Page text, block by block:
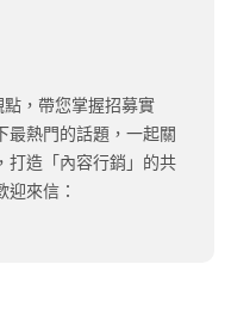
點，帶您掌握招募實
最熱門的話題，一起關
打造「內容行銷」的共
來信：